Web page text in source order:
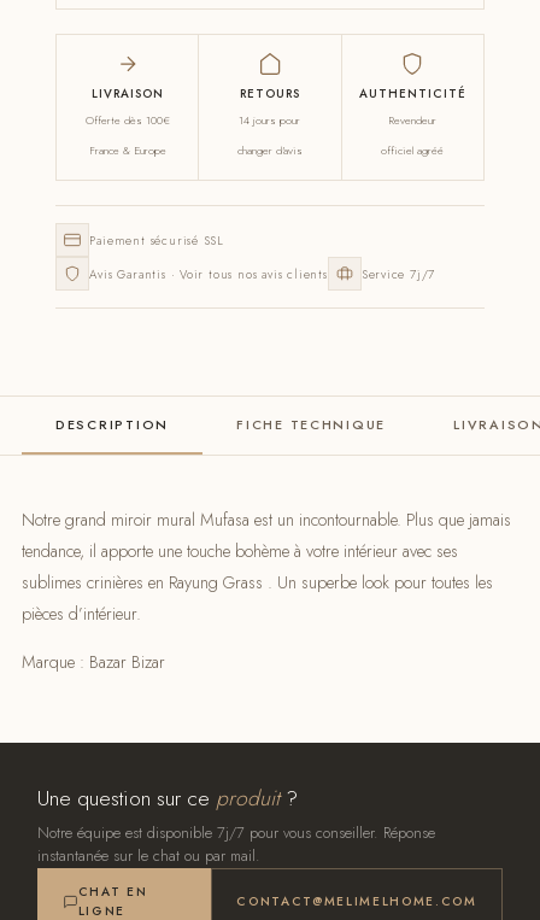
LIVRAISON
Offerte dès 100€
France & Europe
RETOURS
14 jours pour
changer d'avis
AUTHENTICITÉ
Revendeur
officiel agréé
Paiement sécurisé SSL
Avis Garantis · Voir tous nos avis clients
Service 7j/7
DESCRIPTION FICHE TECHNIQUE
Notre grand miroir mural Mufasa est un incontournable. Plus que jamais
tendance, il apporte une touche bohème à votre intérieur avec ses
sublimes crinières en Rayung Grass . Un superbe look pour toutes les
pièces d’intérieur.
Marque : Bazar Bizar
Une question sur ce produit?
Notre équipe est disponible 7j/7 pour vous conseiller. Réponse
instantanée sur le chat ou par mail.
CHAT EN
LIGNE
CONTACT@MELIMELHOME.COM